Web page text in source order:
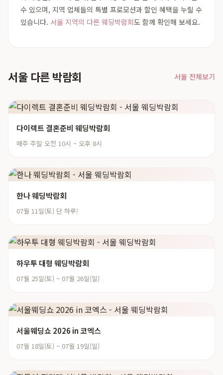
수 있으며, 지역 업체들의 특별 프로모션과 할인 혜택을 누릴 수
있습니다. 서울 지역의 다른 웨딩박람회도 함께 확인해 보세요.
서울 다른 박람회 서울 전체보기
다이렉트 결혼준비 웨딩박람회
매주 주말 오전 10시 ~ 오후 8시
한나 웨딩박람회
07월 11일(토) 단 하루!
하우투 대형 웨딩박람회
07월 25일(토) ~ 07월 26일(일)
서울웨딩쇼 2026 in 코엑스
07월 18일(토) ~ 07월 19일(일)